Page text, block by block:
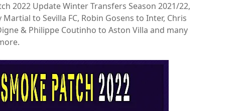
2022 Update Winter Transfers Season 2021/22,
to Sevilla FC, Robin Gosens to Inter, Chris
& Philippe Coutinho to Aston Villa and many